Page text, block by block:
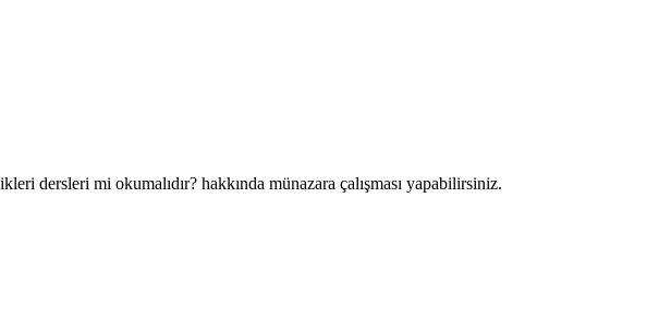
dersleri mi okumalıdır? hakkında münazara çalışması yapabilirsiniz.